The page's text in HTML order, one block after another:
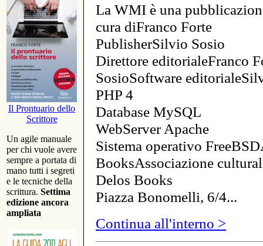
Il Prontuario dello
Scrittore
Un agile manuale
per chi vuole avere
sempre a portata di
mano tutti i segreti
e le tecniche della
scrittura. Settima
edizione ancora
ampliata
La WMI è una
cura diFranco Forte
PublisherSilvio Sosio
Direttore editorialeFranco
SosioSoftware
PHP 4
Database MySQL
WebServer Apache
Sistema operativo
BooksAssociazione
Delos Books
Piazza Bonomelli, 6/4...
Continua all'interno >